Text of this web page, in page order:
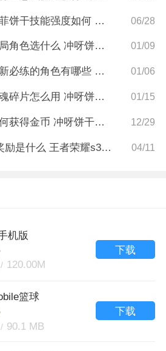
冲呀饼干人王国帕菲饼干技能强度如何 冲呀饼干人王国帕菲饼干技能强度介绍 06/28
冲呀饼干人王国开局角色选什么 冲呀饼干人王国开局角色培养攻略 01/09
冲呀饼干人王国萌新必练的角色有哪些 冲呀饼干人王国萌新必练的角色推荐 01/06
冲呀饼干人王国灵魂碎片怎么用 冲呀饼干人王国灵魂碎片使用方法 01/15
冲呀饼干人王国如何获得金币 冲呀饼干人王国金币获取攻略 12/29
王者荣耀s31战令奖励是什么 王者荣耀s31战令奖励有哪些 04/11
机版
120.00M
下载
篮球
90.1 MB
下载